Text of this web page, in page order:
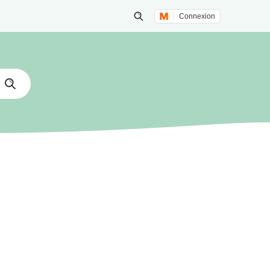
Lancer une recherche
Connexion